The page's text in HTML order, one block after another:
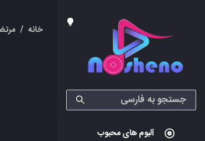
آلبوم های محبوب
خانه /